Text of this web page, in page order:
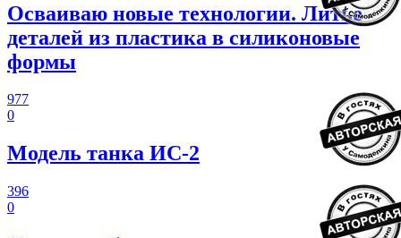
Осваиваю новые технологии. Литье
деталей из пластика в силиконовые
формы
977
0
Модель танка ИС-2
396
0